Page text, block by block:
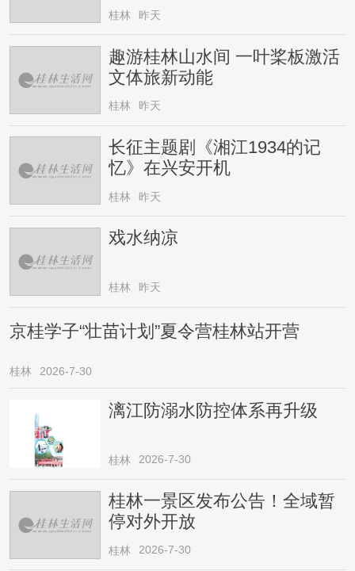
桂林 昨天
趣游桂林山水间 一叶桨板激活
文体旅新动能
桂林 昨天
长征主题剧《湘江1934的记
忆》在兴安开机
桂林 昨天
戏水纳凉
桂林 昨天
京桂学子“壮苗计划”夏令营桂林站开营
桂林 2026-7-30
漓江防溺水防控体系再升级
桂林 2026-7-30
桂林一景区发布公告！全域暂
停对外开放
桂林 2026-7-30